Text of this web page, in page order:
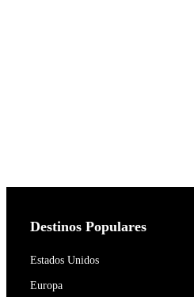
Destinos Populares
Estados Unidos
Europa